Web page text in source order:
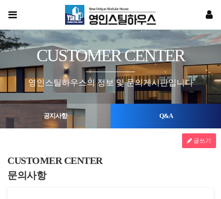
CUSTOMER CENTER
영인스틸하우스의 정보 및 문의게시판입니다
공지사항 Q&A
CUSTOMER CENTER
문의사항
글쓰기